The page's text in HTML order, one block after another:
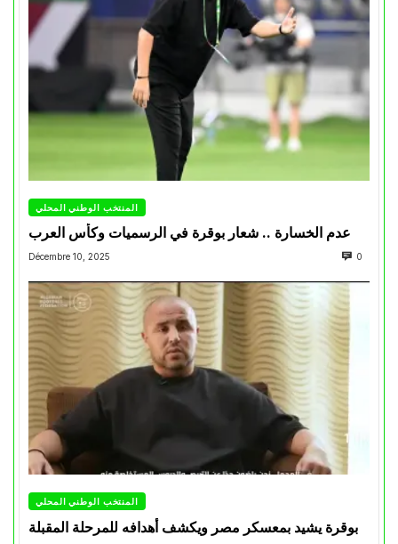
المنتخب الوطني المحلي
عدم الخسارة .. شعار بوقرة في الرسميات وكأس العرب
Décembre 10, 2025 0
المنتخب الوطني المحلي
بوقرة يشيد بمعسكر مصر ويكشف أهدافه للمرحلة المقبلة